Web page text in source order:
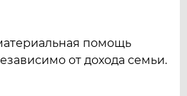
помощь
от дохода семьи.